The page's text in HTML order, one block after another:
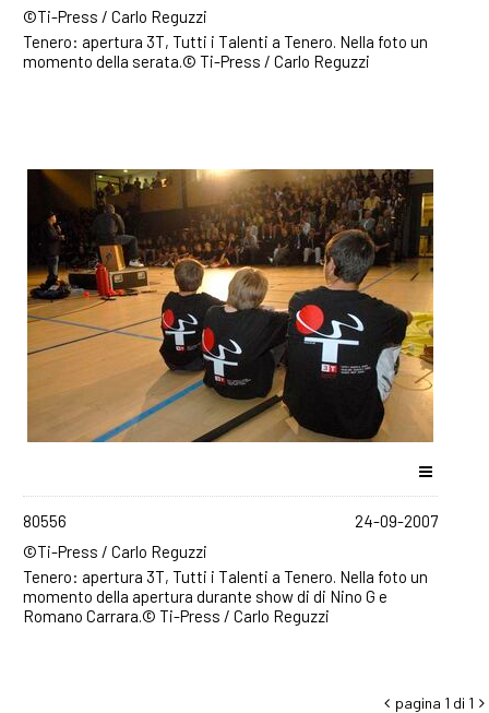
©Ti-Press / Carlo Reguzzi
Tenero: apertura 3T, Tutti i Talenti a Tenero. Nella foto un
momento della serata.© Ti-Press / Carlo Reguzzi
80556
24-09-2007
©Ti-Press / Carlo Reguzzi
Tenero: apertura 3T, Tutti i Talenti a Tenero. Nella foto un
momento della apertura durante show di di Nino G e
Romano Carrara.© Ti-Press / Carlo Reguzzi
 pagina 1 di 1 